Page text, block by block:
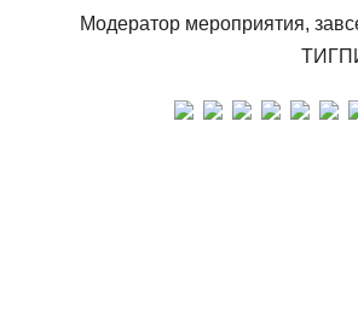
Модератор мероприятия,